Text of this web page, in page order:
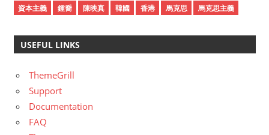
資本主義
鍾喬 陳映真 韓國 香港 馬克思 馬克思主義
USEFUL LINKS
ThemeGrill
Support
Documentation
FAQ